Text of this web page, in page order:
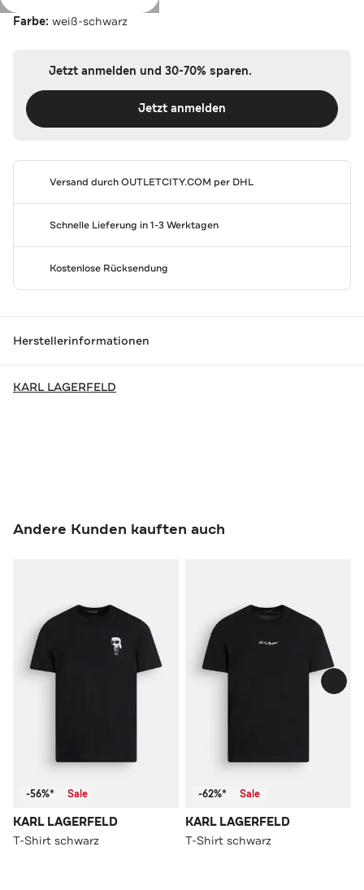
Farbe: weiß-schwarz
Jetzt anmelden und 30-70% sparen.
Jetzt anmelden
Versand durchOUTLETCITY.COM per DHL
Schnelle Lieferung in 1-3 Werktagen
Kostenlose Rücksendung
Herstellerinformationen
KARL LAGERFELD
Andere Kunden kauften auch
-56%* Sale
KARL LAGERFELD
T-Shirt schwarz
-62%* Sale
KARL LAGERFELD
T-Shirt schwarz